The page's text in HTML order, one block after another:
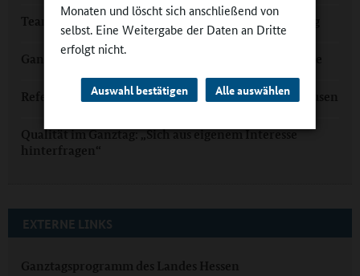
Monaten und löscht sich anschließend von
selbst. Eine Weitergabe der Daten an Dritte
erfolgt nicht.
Auswahl bestätigen Alle auswählen
Teamschule mit Lernzeit im rhythmisierten Ganztag
Ganztagsklassen auf dem Campus: Theo-Koch-Schule
Referenz für den Ganztag: Schloss-Schule Gräfenhausen
Qualität im Ganztag: „Sich aus eigenem Interesse
hinterfragen“
EXTERNE LINKS
Ganztagsprogramm des Landes Hessen